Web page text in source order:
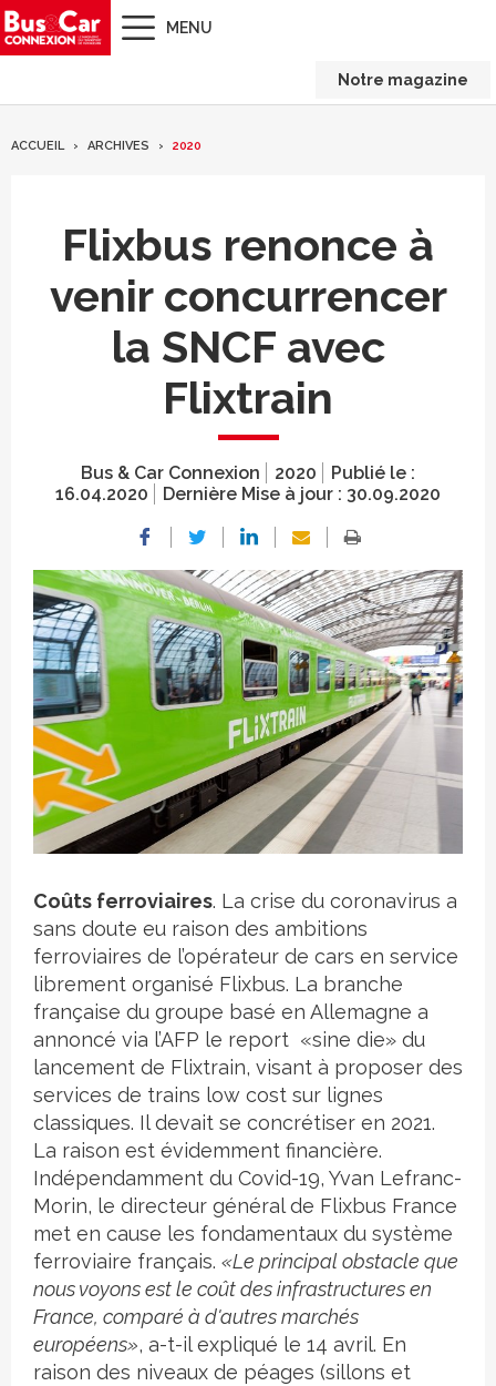
MENU
Notre magazine
ACCUEIL ARCHIVES 2020
Flixbus renonce à
venir concurrencer
la SNCF avec
Flixtrain
Bus & Car Connexion 2020
Publié le :
16.04.2020
Dernière Mise à jour : 30.09.2020
Crédit photo
Coûts ferroviaires. La crise du coronavirus a
sans doute eu raison des ambitions
ferroviaires de l’opérateur de cars en service
librement organisé Flixbus. La branche
française du groupe basé en Allemagne a
annoncé via l’AFP le report «sine die» du
lancement de Flixtrain, visant à proposer des
services de trains low cost sur lignes
classiques. Il devait se concrétiser en 2021.
La raison est évidemment financière.
Indépendamment du Covid-19, Yvan Lefranc-
Morin, le directeur général de Flixbus France
met en cause les fondamentaux du système
ferroviaire français. «Le principal obstacle que
nous voyons est le coût des infrastructures en
France, comparé à d'autres marchés
européens», a-t-il expliqué le 14 avril. En
raison des niveaux de péages (sillons et